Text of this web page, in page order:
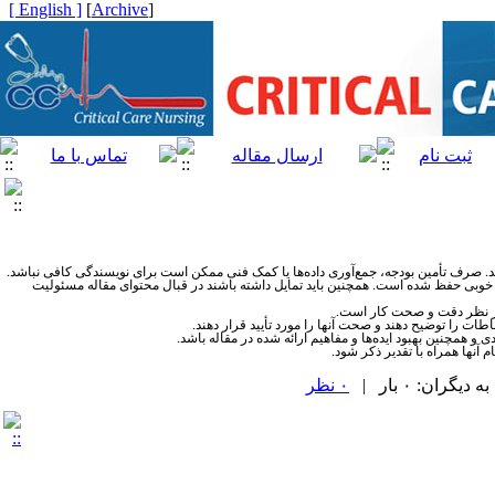
[
Archive
]
[ English ]
صرف تأمین بودجه، جمع‌آوری داده‌ها یا کمک فنی ممکن است برای نویسندگی کافی نباشد.
حفظ شده است. همچنین باید تمایل داشته باشند در قبال محتوای مقاله مسئولیت
از نظر دقت و صحت کار است.
را توضیح دهند و صحت آنها را مورد تأیید قرار دهند.
بهبود ایده‌ها و مفاهیم ارائه شده در مقاله باشد.
آنها همراه با تقدیر ذکر شود.
۰ بار | ۰ نظر